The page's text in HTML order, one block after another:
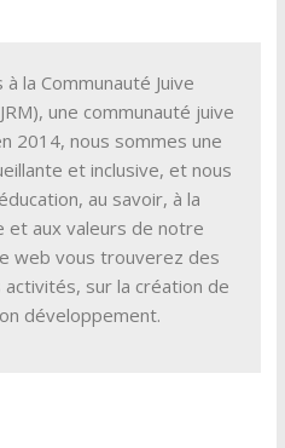
la Communauté Juive
une communauté juive
2014, nous sommes une
et inclusive, et nous
au savoir, à la
et aux valeurs de notre
web vous trouverez des
sur la création de
développement.